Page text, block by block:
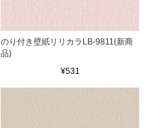
のり付き壁紙リリカラLB-9811(新商
品)
¥531